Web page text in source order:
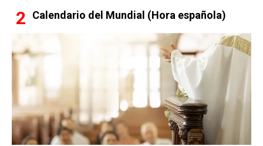
Calendario del Mundial (Hora española)